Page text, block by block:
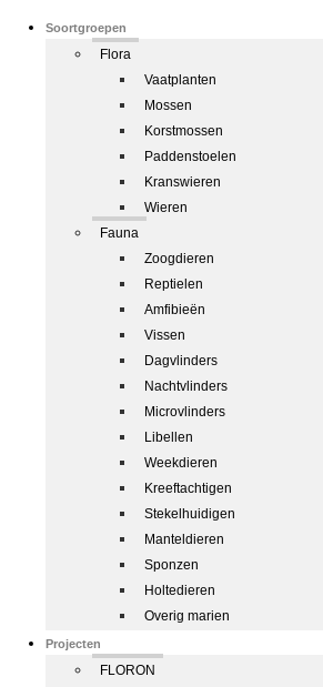
Soortgroepen
Flora
Vaatplanten
Mossen
Korstmossen
Paddenstoelen
Kranswieren
Wieren
Fauna
Zoogdieren
Reptielen
Amfibieën
Vissen
Dagvlinders
Nachtvlinders
Microvlinders
Libellen
Weekdieren
Kreeftachtigen
Stekelhuidigen
Manteldieren
Sponzen
Holtedieren
Overig marien
Projecten
FLORON